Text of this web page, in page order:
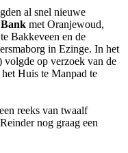
al snel nieuwe
met Oranjewoud,
Bakkeveen en de
in Ezinge. In het
volgde op verzoek van de
het Huis te Manpad te
reeks van twaalf
nog graag een